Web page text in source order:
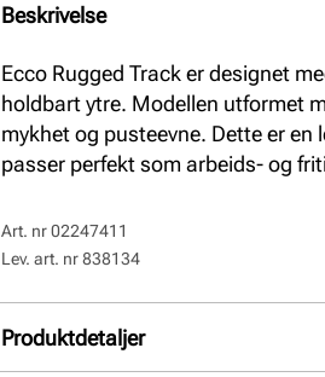
Beskrivelse
Ecco Rugged Track er designet
holdbart ytre. Modellen utformet
mykhet og pusteevne. Dette er
passer perfekt som arbeids- og
Art. nr02247411
Lev. art. nr838134
Produktdetaljer